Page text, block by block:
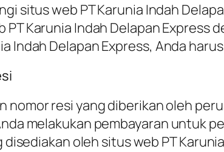
situs web PT Karunia Indah
Karunia Indah Delapan Express
Indah Delapan Express, Anda
nomor resi yang diberikan oleh
melakukan pembayaran untuk
oleh situs web PT